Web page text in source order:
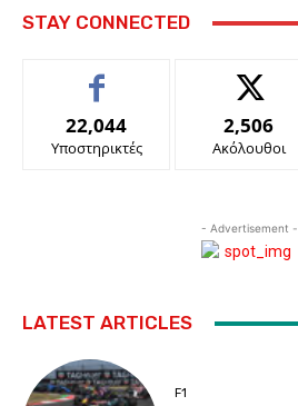
STAY CONNECTED
22,044
Υποστηρικτές
2,506
Ακόλουθοι
- Advertisement -
LATEST ARTICLES
F1